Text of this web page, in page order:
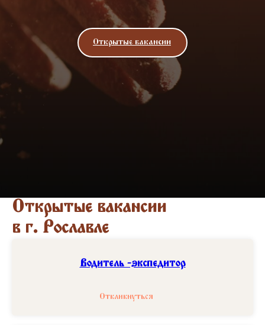
Открытые вакансии
Открытые вакансии
в г. Рославле
Водитель -экспедитор
Откликнуться